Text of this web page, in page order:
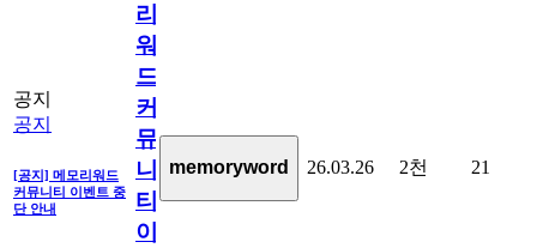
공지
공지
[공지] 메모리워드
커뮤니티 이벤트 중
단 안내
리
워
드
커
뮤
니
티
이
memoryword 26.03.26 2천 21